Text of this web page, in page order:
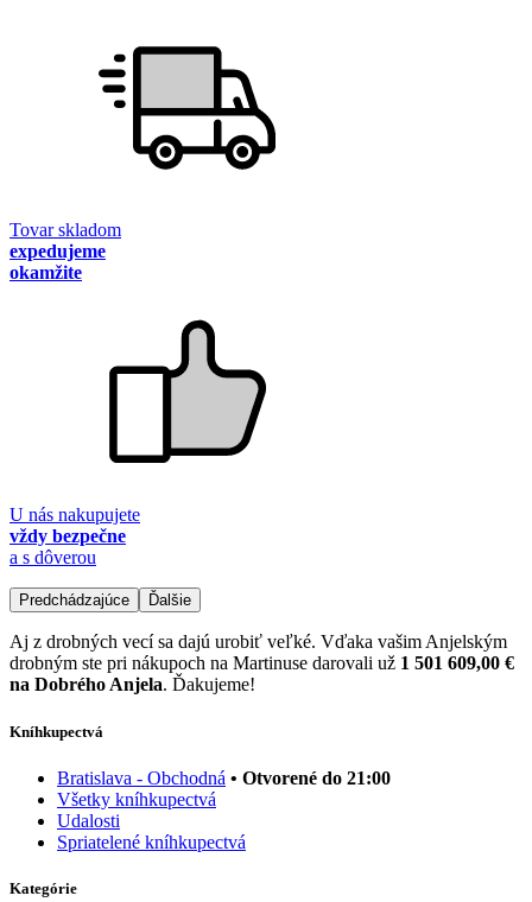
Tovar skladom
expedujeme
okamžite
U nás nakupujete
vždy bezpečne
a s dôverou
Predchádzajúce Ďalšie
Aj z drobných vecí sa dajú urobiť veľké. Vďaka vašim Anjelským
drobným ste pri nákupoch na Martinuse darovali už 1 501 609,00 €
na Dobrého Anjela. Ďakujeme!
Kníhkupectvá
Bratislava - Obchodná • Otvorené do 21:00
Všetky kníhkupectvá
Udalosti
Spriatelené kníhkupectvá
Kategórie